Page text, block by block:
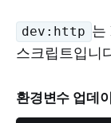
dev:http 는
스크립트입니
환경변수 업데